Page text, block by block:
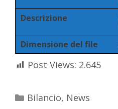
Descrizione
Dimensione del file
Post Views: 2.645
Bilancio, News